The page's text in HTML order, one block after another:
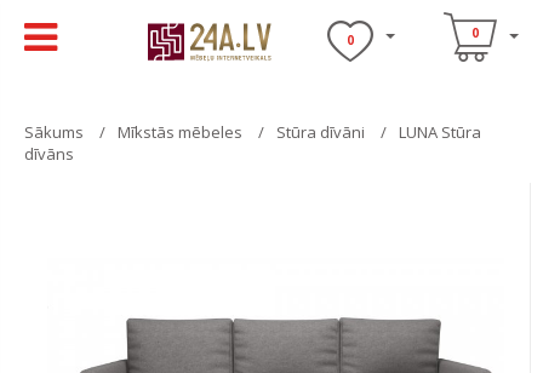
0 0
Sākums Mīkstās mēbeles Stūra dīvāni
LUNA Stūra
dīvāns